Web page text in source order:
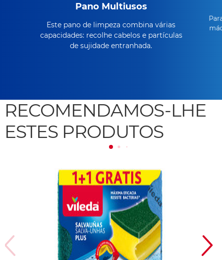
Pano Multiusos
Este pano de limpeza combina várias
capacidades: recolhe cabelos e partículas
de sujidade entranhada.
RECOMENDAMOS-LHE
ESTES PRODUTOS